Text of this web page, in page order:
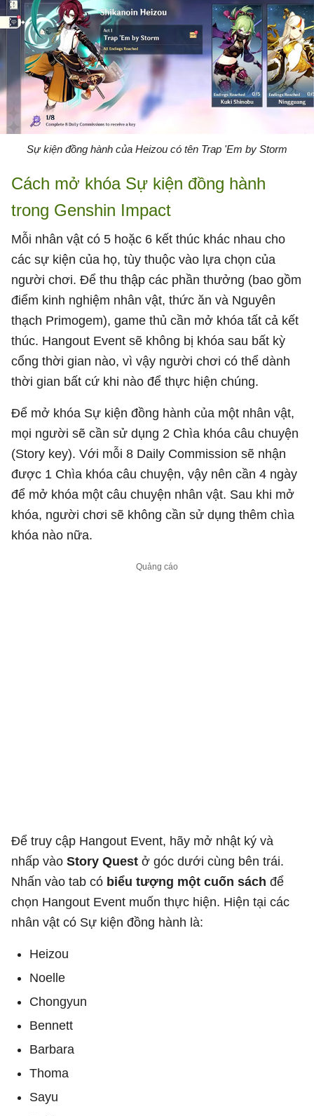
Sự kiện đồng hành của Heizou có tên Trap 'Em by Storm
Cách mở khóa Sự kiện đồng hành
trong Genshin Impact
Mỗi nhân vật có 5 hoặc 6 kết thúc khác nhau cho
các sự kiện của họ, tùy thuộc vào lựa chọn của
người chơi. Để thu thập các phần thưởng (bao gồm
điểm kinh nghiệm nhân vật, thức ăn và Nguyên
thạch Primogem), game thủ cần mở khóa tất cả kết
thúc. Hangout Event sẽ không bị khóa sau bất kỳ
cổng thời gian nào, vì vậy người chơi có thể dành
thời gian bất cứ khi nào để thực hiện chúng.
Để mở khóa Sự kiện đồng hành của một nhân vật,
mọi người sẽ cần sử dụng 2 Chìa khóa câu chuyện
(Story key). Với mỗi 8 Daily Commission sẽ nhận
được 1 Chìa khóa câu chuyện, vậy nên cần 4 ngày
để mở khóa một câu chuyện nhân vật. Sau khi mở
khóa, người chơi sẽ không cần sử dụng thêm chìa
khóa nào nữa.
Để truy cập Hangout Event, hãy mở nhật ký và
nhấp vào Story Quest ở góc dưới cùng bên trái.
Nhấn vào tab có biểu tượng một cuốn sách để
chọn Hangout Event muốn thực hiện. Hiện tại các
nhân vật có Sự kiện đồng hành là:
Heizou
Noelle
Chongyun
Bennett
Barbara
Thoma
Sayu